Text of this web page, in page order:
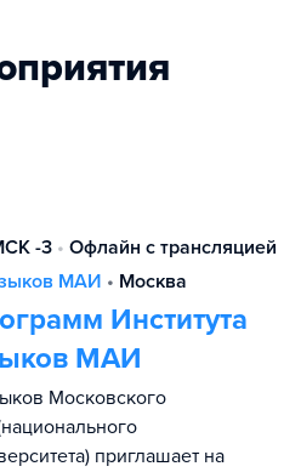
-3 • Офлайн с трансляцией
МАИ • Москва
Института
МАИ
Московского
приглашает на